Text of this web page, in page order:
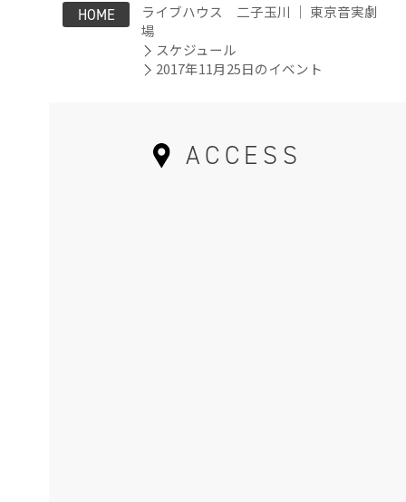
HOME
ライブハウス 二子玉川 ｜ 東京音実劇
場
スケジュール
2017年11月25日のイベント
ACCESS